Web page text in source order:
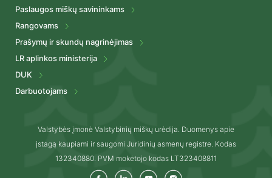
Paslaugos miškų savininkams
Rangovams
Prašymų ir skundų nagrinėjimas
LR aplinkos ministerija
DUK
Darbuotojams
Valstybės įmonė Valstybinių miškų urėdija. Duomenys apie
įstagą kaupiami ir saugomi Juridinių asmenų registre. Kodas
132340880. PVM mokėtojo kodas LT323408811